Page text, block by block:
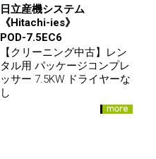
日立産機システム
《Hitachi-ies》
POD-7.5EC6
【クリーニング中古】レン
タル用 パッケージコンプレ
ッサー 7.5KW ドライヤーな
し